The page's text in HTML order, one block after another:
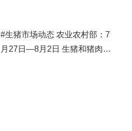
#生猪市场动态 农业农村部：7
月27日—8月2日 生猪和猪肉价